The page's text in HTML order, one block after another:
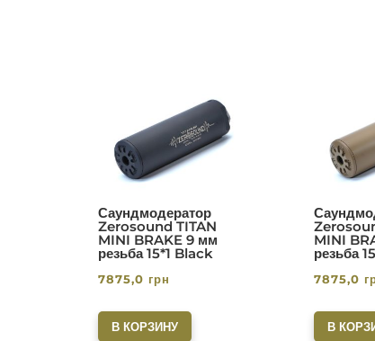
Саундмодератор
Zerosound TITAN
MINI BRAKE 9 мм
резьба 15*1 Black
7875,0 грн
В КОРЗИНУ
MINI
резьба
7875,0
В